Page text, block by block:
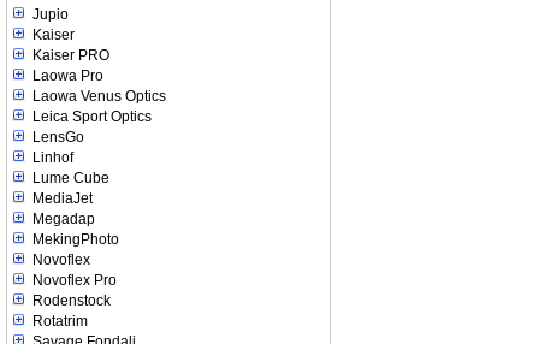
Jupio
Kaiser
Kaiser PRO
Laowa Pro
Laowa Venus Optics
Leica Sport Optics
LensGo
Linhof
Lume Cube
MediaJet
Megadap
MekingPhoto
Novoflex
Novoflex Pro
Rodenstock
Rotatrim